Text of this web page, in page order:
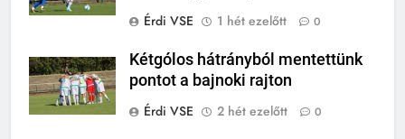
Érdi VSE
1 hét ezelőtt 0
Kétgólos hátrányból mentettünk
pontot a bajnoki rajton
Érdi VSE
2 hét ezelőtt 0